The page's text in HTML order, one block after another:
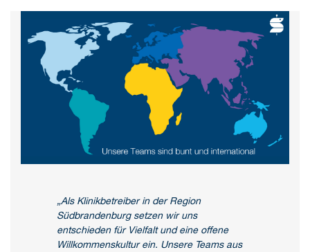
„Als Klinikbetreiber in der Region
Südbrandenburg setzen wir uns
entschieden für Vielfalt und eine offene
Willkommenskultur ein. Unsere Teams aus